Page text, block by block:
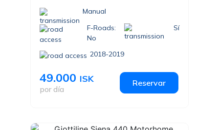
Manual
F-Roads:
No
Sí
2018-2019
49.000 ISK
por día
Reservar